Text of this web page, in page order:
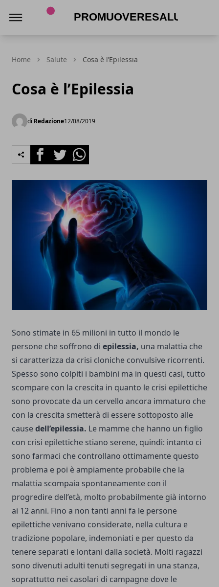
Home Salute Cosa è l’Epilessia
Cosa è l’Epilessia
di Redazione12/08/2019
FacebookTwitterWhatsapp
Sono stimate in 65 milioni in tutto il mondo le
persone che soffrono di epilessia, una malattia che
si caratterizza da crisi cloniche convulsive ricorrenti.
Spesso sono colpiti i bambini ma in questi casi, tutto
scompare con la crescita in quanto le crisi epilettiche
sono provocate da un cervello ancora immaturo che
con la crescita smetterà di essere sottoposto alle
causedell’epilessia. Le mamme che hanno un figlio
con crisi epilettiche stiano serene, quindi: intanto ci
sono farmaci che controllano ottimamente questo
problema e poi è ampiamente probabile che la
malattia scompaia spontaneamente con il
progredire dell’età, molto probabilmente già intorno
ai 12 anni. Fino a non tanti anni fa le persone
epilettiche venivano considerate, nella cultura e
tradizione popolare, indemoniati e per questo da
tenere separati e lontani dalla società. Molti ragazzi
sono divenuti adulti tenuti segregati in una stanza,
soprattutto nei casolari di campagne dove le